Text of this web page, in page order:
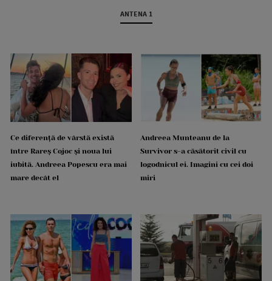
ANTENA 1
Ce diferență de vârstă există
între Rareș Cojoc și noua lui
iubită. Andreea Popescu era mai
mare decât el
Andreea Munteanu de la
Survivor s-a căsătorit civil cu
logodnicul ei. Imagini cu cei doi
miri